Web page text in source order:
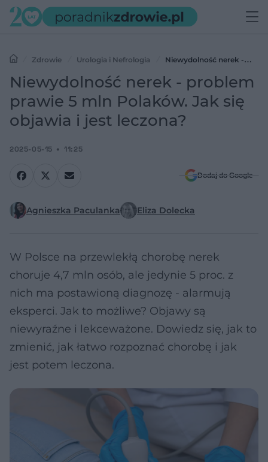
Zdrowie Urologia i Nefrologia
Niewydolność nerek -
problem prawie 5 mln Polaków. Jak się objawia i jest leczona?
Niewydolność nerek - problem
prawie 5 mln Polaków. Jak się
objawia i jest leczona?
2025-05-15 11:25
Dodaj do Google
Agnieszka Paculanka Eliza Dolecka
W Polsce na przewlekłą chorobę nerek
choruje 4,7 mln osób, ale jedynie 5 proc. z
nich ma postawioną diagnozę - alarmują
eksperci. Jak to możliwe? Objawy są
niewyraźne i lekceważone. Dowiedz się, jak to
zmienić, jak łatwo rozpoznać chorobę i jak
jest potem leczona.